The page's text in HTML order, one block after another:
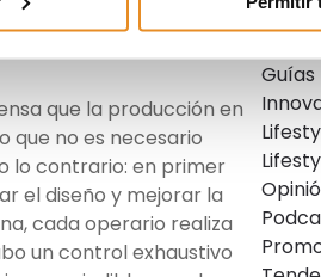
que la producción en
que no es necesario
lo contrario: en primer
el diseño y mejorar la
cada operario realiza
un control exhaustivo
Guías